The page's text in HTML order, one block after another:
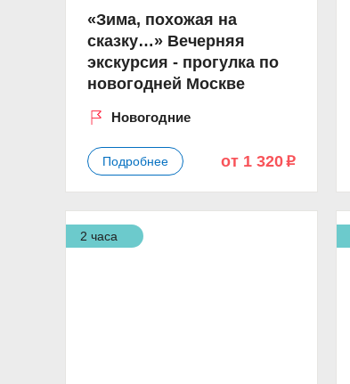
«Зима, похожая на
сказку…» Вечерняя
экскурсия - прогулка по
новогодней Москве
Новогодние
Подробнее от 1 320 p
2 часа